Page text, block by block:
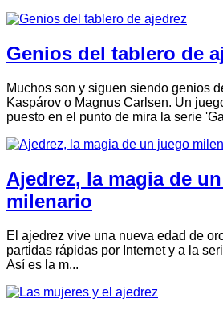
Genios del tablero de
Muchos son y siguen siendo genios
Kaspárov o Magnus Carlsen. Un
puesto en el punto de mira la serie
Ajedrez, la magia de
milenario
El ajedrez vive una nueva edad de
partidas rápidas por Internet y a la
Así es la m...